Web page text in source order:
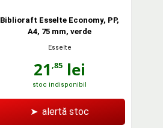
Biblioraft Esselte Economy, PP,
A4, 75 mm, verde
Esselte
21 ,85 lei
stoc indisponibil
➤ alertă stoc